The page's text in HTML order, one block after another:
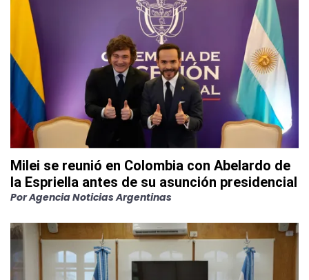
Milei se reunió en Colombia con Abelardo de
la Espriella antes de su asunción presidencial
PorAgencia Noticias Argentinas